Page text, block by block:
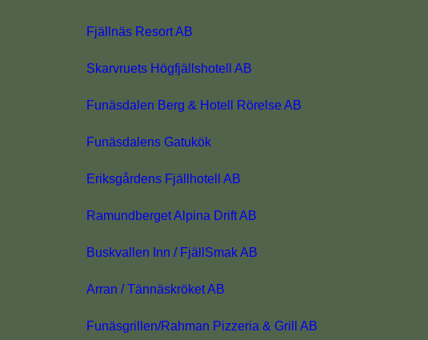
Fjällnäs Resort AB
Skarvruets Högfjällshotell AB
Funäsdalen Berg & Hotell Rörelse AB
Funäsdalens Gatukök
Eriksgårdens Fjällhotell AB
Ramundberget Alpina Drift AB
Buskvallen Inn / FjällSmak AB
Arran / Tännäskröket AB
Funäsgrillen/Rahman Pizzeria & Grill AB